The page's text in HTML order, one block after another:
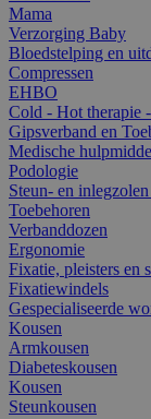
Mama
Verzorging Baby
Bloedstelping en
Compressen
EHBO
Cold - Hot therapie
Gipsverband en
Medische
Podologie
Steun- en
Toebehoren
Verbanddozen
Ergonomie
Fixatie, pleisters en
Fixatiewindels
Gespecialiseerde
Kousen
Armkousen
Diabeteskousen
Kousen
Steunkousen